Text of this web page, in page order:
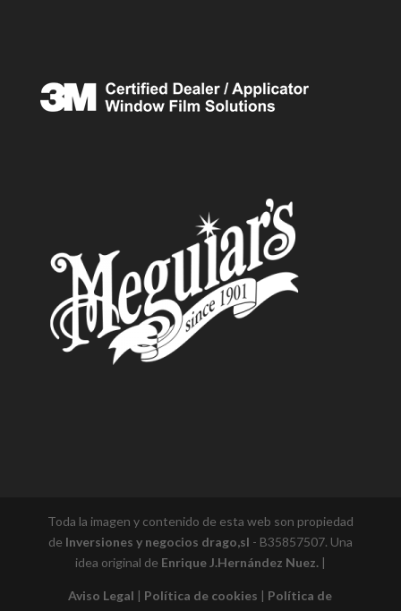
Toda la imagen y contenido de esta web son propiedad
de Inversiones y negocios drago,sl - B35857507. Una
idea original de Enrique J.Hernández Nuez.|
Aviso Legal | Política de cookies | Política de